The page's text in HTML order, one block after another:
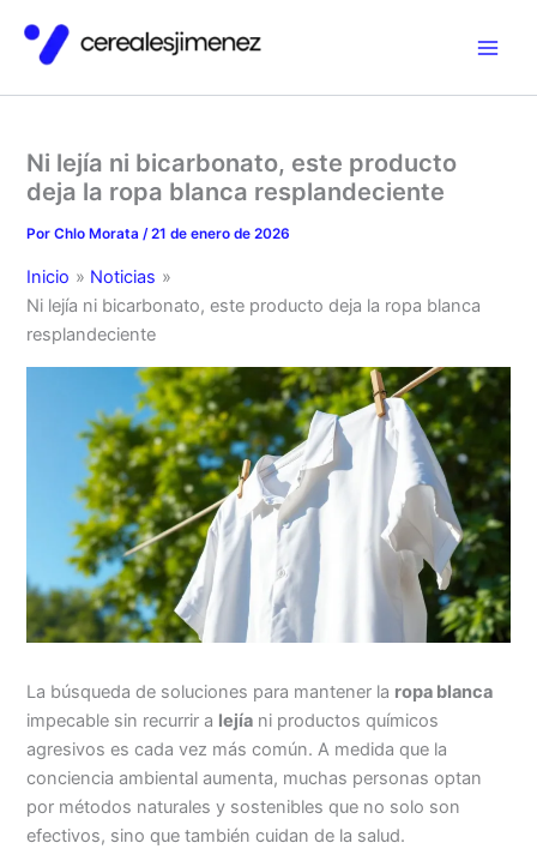
contenido
Ni lejía ni bicarbonato, este producto
deja la ropa blanca resplandeciente
PorChlo Morata /21 de enero de 2026
Inicio
Noticias
Ni lejía ni bicarbonato, este producto deja la ropa blanca
resplandeciente
La búsqueda de soluciones para mantener la ropa blanca
impecable sin recurrir a lejía ni productos químicos
agresivos es cada vez más común. A medida que la
conciencia ambiental aumenta, muchas personas optan
por métodos naturales y sostenibles que no solo son
efectivos, sino que también cuidan de la salud.